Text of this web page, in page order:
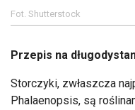
Fot. Shutterstock
Przepis na
Storczyki, zwłaszcza
Phalaenopsis, są